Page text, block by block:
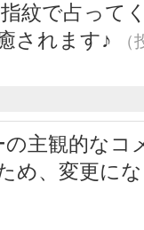
紋で占って
されます♪
主観的なコ
め、変更に